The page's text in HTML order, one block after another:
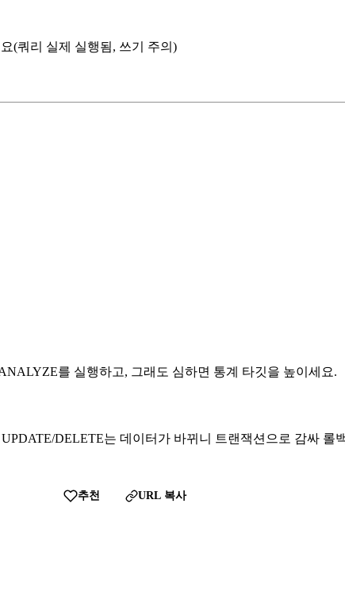
(쿼리 실제 실행됨, 쓰기 주의)
를 실행하고, 그래도 심하면 통계 타깃을 높이세요.
DELETE는 데이터가 바뀌니 트랜잭션으로 감싸 롤
추천 URL 복사